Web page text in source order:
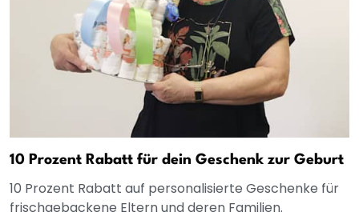
10 Prozent Rabatt für dein Geschenk zur Geburt
10 Prozent Rabatt auf personalisierte Geschenke für
frischgebackene Eltern und deren Familien.